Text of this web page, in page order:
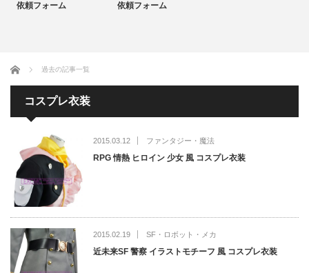
依頼フォーム
依頼フォーム
ホーム 過去の記事一覧
コスプレ衣装
2015.03.12 ファンタジー・魔法
RPG 情熱 ヒロイン 少女 風 コスプレ衣装
2015.02.19 SF・ロボット・メカ
近未来SF 警察 イラストモチーフ 風 コスプレ衣装